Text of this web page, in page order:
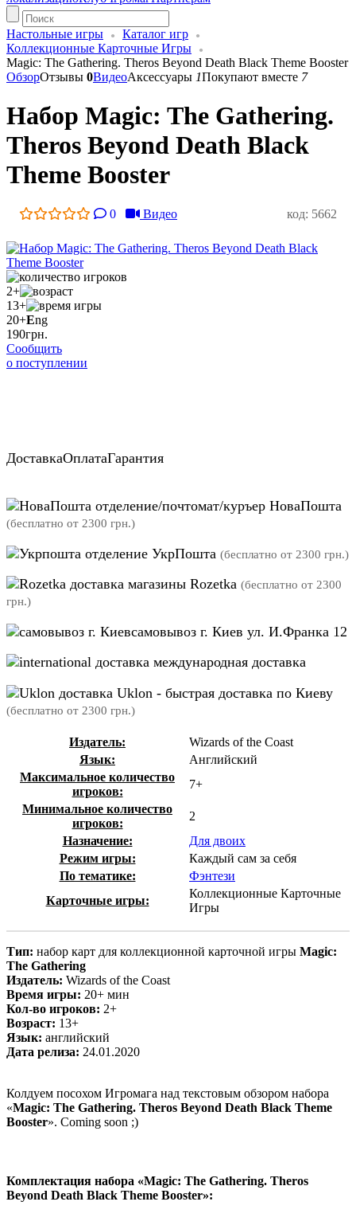
Настольные игры
Каталог игр
Коллекционные Карточные Игры
Magic: The Gathering. Theros Beyond Death Black Theme Booster
ОбзорОтзывы 0ВидеоАксессуары 1Покупают вместе 7
Набор Magic: The Gathering.
Theros Beyond Death Black
Theme Booster
0 Видео код: 5662
2+
13+
20+Eng
190грн.
Сообщить
о поступлении
ДоставкаОплатаГарантия
отделение/почтомат/куръер НоваПошта
(бесплатно от 2300 грн.)
отделение УкрПошта (бесплатно от 2300 грн.)
магазины Rozetka (бесплатно от 2300
грн.)
самовывоз г. Киев ул. И.Франка 12
международная доставка
Uklon - быстрая доставка по Киеву
(бесплатно от 2300 грн.)
Издатель:
Wizards of the Coast
Язык:
Английский
Максимальное количество
игроков:
7+
Минимальное количество
игроков:
2
Назначение:
Для двоих
Режим игры:
Каждый сам за себя
По тематике:
Фэнтези
Карточные игры:
Коллекционные Карточные
Игры
Тип: набор карт для коллекционной карточной игры Magic:
The Gathering
Издатель: Wizards of the Coast
Время игры: 20+ мин
Кол-во игроков: 2+
Возраст: 13+
Язык: английский
Дата релиза: 24.01.2020
Колдуем посохом Игромага над текстовым обзором набора
«Magic: The Gathering. Theros Beyond Death Black Theme
Booster». Coming soon ;)
Комплектация набора «Magic: The Gathering. Theros
Beyond Death Black Theme Booster»: